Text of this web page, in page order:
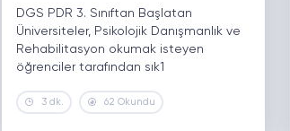
DGS PDR 3. Sınıftan Başlatan
Üniversiteler, Psikolojik Danışmanlık ve
Rehabilitasyon okumak isteyen
öğrenciler tarafından sık1
3 dk. 62 Okundu